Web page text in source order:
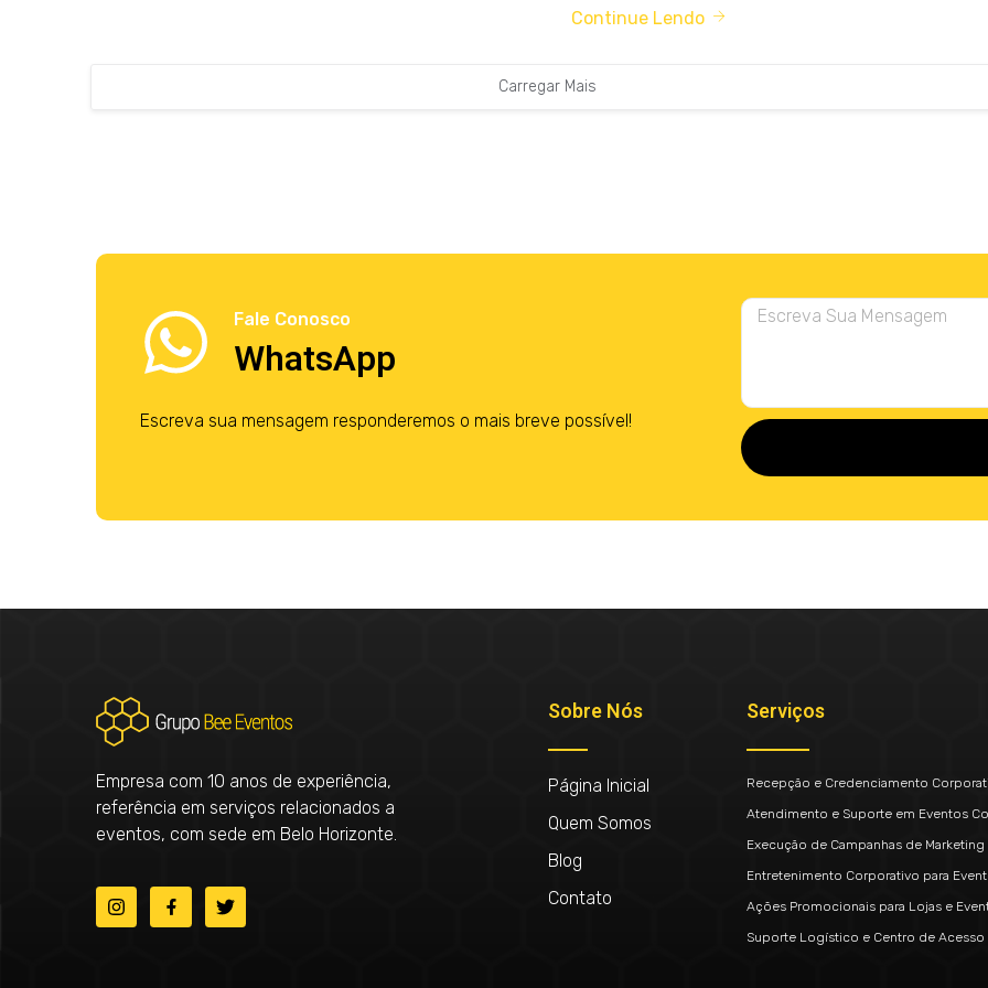
Continue Lendo
Carregar Mais
Fale Conosco
WhatsApp
Escreva sua mensagem responderemos o mais breve possível!
Empresa com 10 anos de experiência,
referência em serviços relacionados a
eventos, com sede em Belo Horizonte.
Sobre Nós
Página Inicial
Quem Somos
Blog
Contato
Serviços
Recepção e Credenciamento
Atendimento e Suporte em Eventos
Execução de Campanhas de
Entretenimento Corporativo para
Ações Promocionais para Lojas e
Suporte Logístico e Centro de Acesso